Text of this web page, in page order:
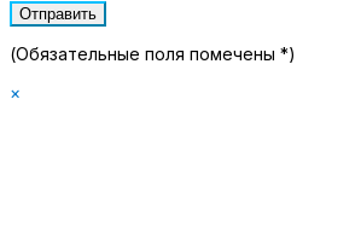
(Обязательные поля помечены *)
×